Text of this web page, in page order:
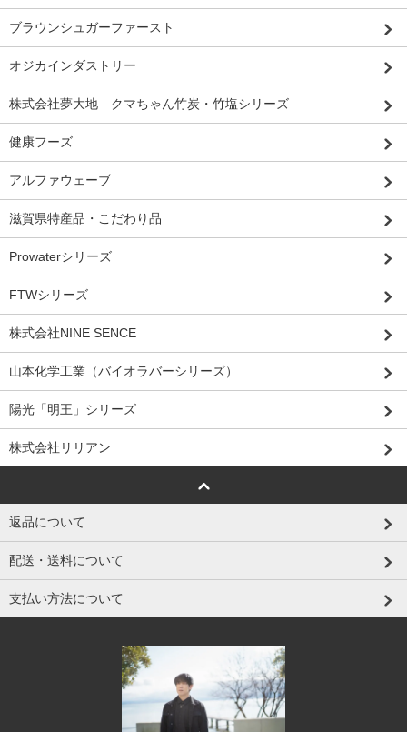
ブラウンシュガーファースト
オジカインダストリー
株式会社夢大地 クマちゃん竹炭・竹塩シリーズ
健康フーズ
アルファウェーブ
滋賀県特産品・こだわり品
Prowaterシリーズ
FTWシリーズ
株式会社NINE SENCE
山本化学工業（バイオラバーシリーズ）
陽光「明王」シリーズ
株式会社リリアン
返品について
配送・送料について
支払い方法について